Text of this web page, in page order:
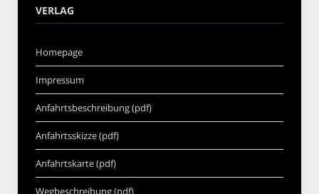
VERLAG
Homepage
Impressum
Anfahrtsbeschreibung (pdf)
Anfahrtsskizze (pdf)
Anfahrtskarte (pdf)
Wegbeschreibung (pdf)